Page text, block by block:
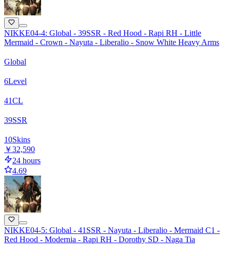
NIKKE04-4: Global - 39SSR - Red Hood - Rapi RH - Little
Mermaid - Crown - Nayuta - Liberalio - Snow White Heavy Arms
Global
6Level
41CL
39SSR
10Skins
￥32,590
24 hours
4.69
NIKKE04-5: Global - 41SSR - Nayuta - Liberalio - Mermaid C1 -
Red Hood - Modernia - Rapi RH - Dorothy SD - Naga Tia